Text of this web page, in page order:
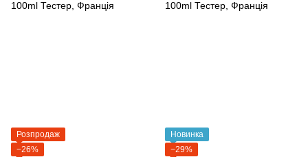
Розпродаж
−26%
Новинка
−29%